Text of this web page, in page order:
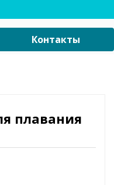
Контакты
плавания